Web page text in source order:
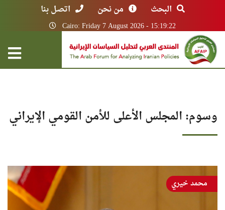
البحث من نحن اتصل بنا
Cairo: Friday 7 August 2026 - 15:19:22
وسوم: المجلس الأعلى للأمن القومي الإيراني
محمد خيري